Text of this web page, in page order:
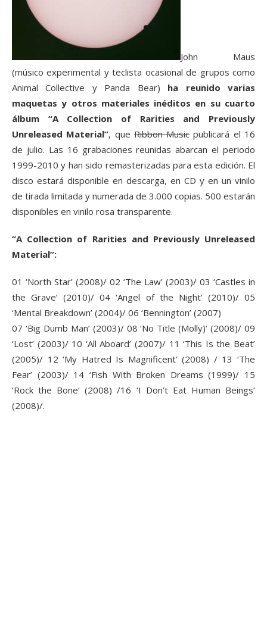
John Maus
(músico experimental y teclista ocasional de grupos como
Animal Collective y Panda Bear) ha reunido varias
maquetas y otros materiales inéditos en su cuarto
álbum “A Collection of Rarities and Previously
Unreleased Material”, queRibbon Musicpublicará el 16
de julio. Las 16 grabaciones reunidas abarcan el periodo
1999-2010 y han sido remasterizadas para esta edición. El
disco estará disponible en descarga, en CD y en un vinilo
de tirada limitada y numerada de 3.000 copias. 500 estarán
disponibles en vinilo rosa transparente.
“A Collection of Rarities and Previously Unreleased
Material”:
01 ‘North Star’ (2008)/ 02 ‘The Law’ (2003)/ 03 ‘Castles in
the Grave’ (2010)/ 04 ‘Angel of the Night’ (2010)/ 05
‘Mental Breakdown’ (2004)/ 06 ‘Bennington’ (2007)
07 ‘Big Dumb Man’ (2003)/ 08 ‘No Title (Molly)’ (2008)/ 09
‘Lost’ (2003)/ 10 ‘All Aboard’ (2007)/ 11 ‘This Is the Beat’
(2005)/ 12 ‘My Hatred Is Magnificent’ (2008) / 13 ‘The
Fear’ (2003)/ 14 ‘Fish With Broken Dreams (1999)/ 15
‘Rock the Bone’ (2008) /16 ‘I Don’t Eat Human Beings’
(2008)/.